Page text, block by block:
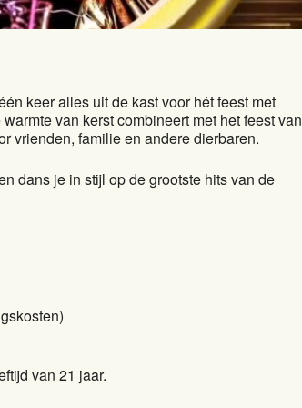
keer alles uit de kast voor hét feest met
van kerst combineert met het feest van
vrienden, familie en andere dierbaren.
dans je in stijl op de grootste hits van de
van 21 jaar.